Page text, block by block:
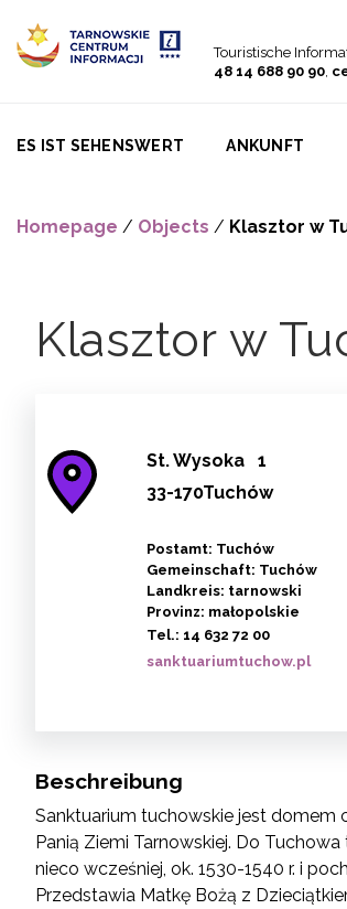
Touristische
48 14 688 90 90,
ES IST SEHENSWERT ANKUNFT
Homepage / Objects / Klasztor w
Klasztor w
St.Wysoka
1
33-170Tuchów
Postamt: Tuchów
Gemeinschaft: Tuchów
Landkreis: tarnowski
Provinz: małopolskie
Tel.: 14 632 72 00
sanktuariumtuchow.pl
Beschreibung
Sanktuarium tuchowskie jest domem
Panią Ziemi Tarnowskiej. Do
nieco wcześniej, ok. 1530-1540 r. i
Przedstawia Matkę Bożą z